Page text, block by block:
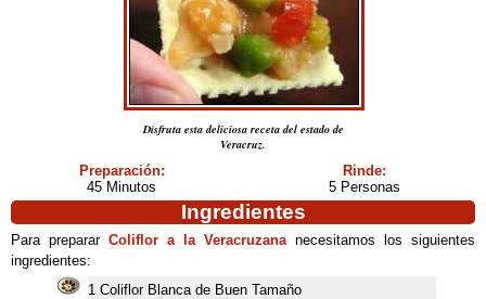
Disfruta esta deliciosa receta del estado de
Veracruz.
Preparación:
45 Minutos
Rinde:
5 Personas
Ingredientes
Para preparar Coliflor a la Veracruzananecesitamos los siguientes
ingredientes:
1 Coliflor Blanca de Buen Tamaño